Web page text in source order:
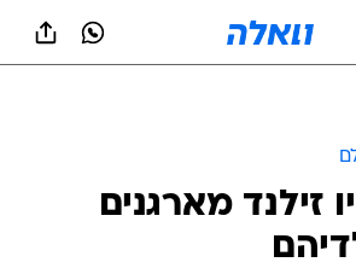
זילנד מארגנים